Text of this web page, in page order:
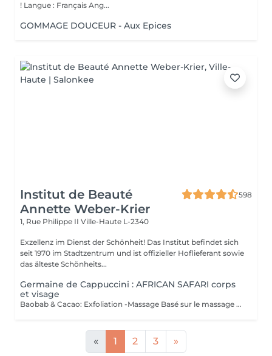
! Langue : Français Ang...
GOMMAGE DOUCEUR - Aux Epices
Institut de Beauté
Annette Weber-Krier
598
1, Rue Philippe II Ville-Haute L-2340
Exzellenz im Dienst der Schönheit! Das Institut befindet sich
seit 1970 im Stadtzentrum und ist offizieller Hoflieferant sowie
das älteste Schönheits...
Germaine de Cappuccini : AFRICAN SAFARI corps
et visage
Baobab & Cacao: Exfoliation -Massage Basé sur le massage Hilotra de Madagascar, il combine des techniques ancestrales africaines et asiatiques pour générer une sensation de connexion avec la nature et un équilibre corporel. AFRICAN BLISS : Massage SWEET Maternity: Basé sur la technique du drainage lymphatique, ce rituel combine des mouvements ascendants et des mouvements enveloppants qui favorisent une sensation de légèreté et de confort immédiate dans les jambes Light Legs : Basé sur la technique du drainage lymphatique, ce rituel combine des mouvements ascendants et des mouvements enveloppants qui favorisent une sensation de légèreté et de confort immédiate dans les jambes
« 1 2 3 »